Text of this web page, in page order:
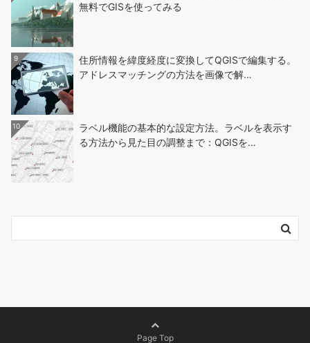
無料でGISを使ってみる
9
住所情報を緯度経度に変換してQGISで編集する。
アドレスマッチングの方法を画像で解…
10
ラベル機能の基本的な設定方法。ラベルを表示す
る方法から見た目の調整まで：QGISを…
Page Top